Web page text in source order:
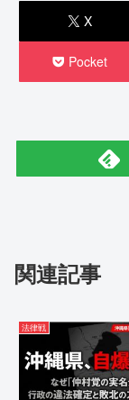
X
Pocket
関連記事
法律戦